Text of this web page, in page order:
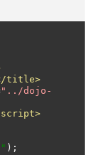
title>
"../dojo-
script>
);